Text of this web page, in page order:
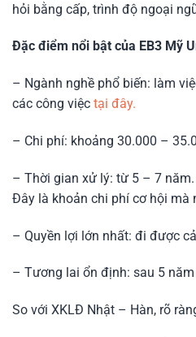
hỏi bằng cấp, trình độ ngoại
Đặc điểm nổi bật của EB3 Mỹ
– Ngành nghề phổ biến: làm
các công việctại đây.
– Chi phí: khoảng 30.000 –
– Thời gian xử lý: từ 5 – 7
Đây là khoản chi phí cơ hội mà
– Quyền lợi lớn nhất: đi được
– Tương lai ổn định: sau 5
So với XKLĐ Nhật – Hàn, rõ